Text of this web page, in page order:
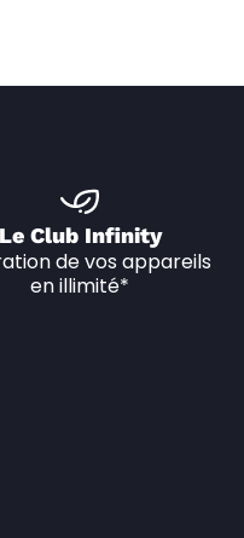
Le Club Infinity
de vos appareils
en illimité*